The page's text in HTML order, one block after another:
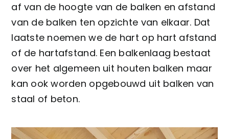
af van de hoogte van de balken en afstand
van de balken ten opzichte van elkaar. Dat
laatste noemen we de hart op hart afstand
of de hartafstand. Een balkenlaag bestaat
over het algemeen uit houten balken maar
kan ook worden opgebouwd uit balken van
staal of beton.